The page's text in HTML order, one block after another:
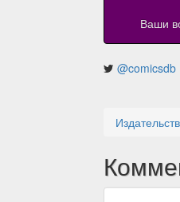
Ваши
@comicsdb